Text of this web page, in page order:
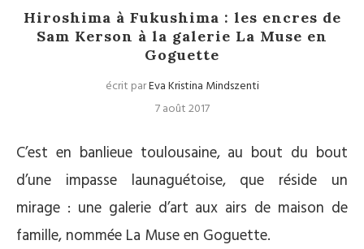
Hiroshima à Fukushima : les encres de
Sam Kerson à la galerie La Muse en
Goguette
écrit parEva Kristina Mindszenti
7 août 2017
C’est en banlieue toulousaine, au bout du bout
d’une impasse launaguétoise, que réside un
mirage : une galerie d’art aux airs de maison de
famille, nommée La Muse en Goguette.